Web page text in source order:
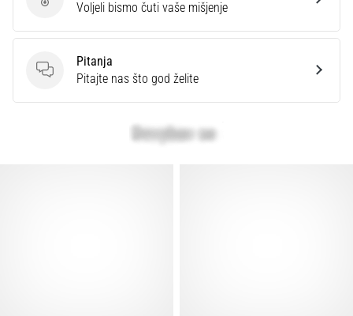
Ocijenite proizvod.
Voljeli bismo čuti vaše mišjenje
Pitanja
Pitanja
Pitajte nas što god želite